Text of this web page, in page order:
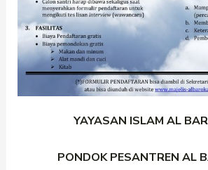
YAYASAN ISLAM AL
PONDOK PESANTREN AL